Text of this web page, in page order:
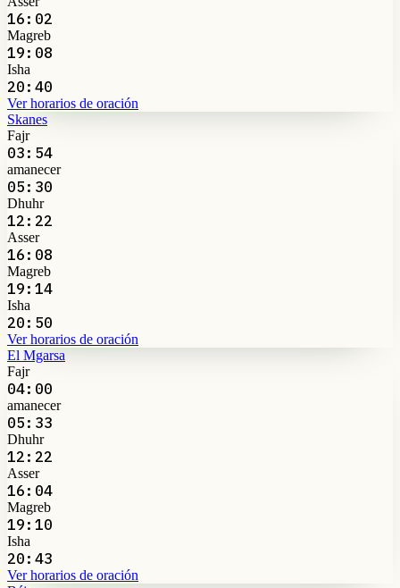
16:02
Magreb
19:08
Isha
20:40
Ver horarios de oración
Skanes
Fajr
03:54
amanecer
05:30
Dhuhr
12:22
Asser
16:08
Magreb
19:14
Isha
20:50
Ver horarios de oración
El Mgarsa
Fajr
04:00
amanecer
05:33
Dhuhr
12:22
Asser
16:04
Magreb
19:10
Isha
20:43
Ver horarios de oración